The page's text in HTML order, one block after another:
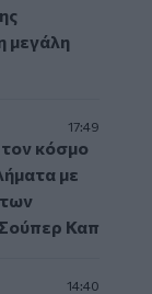
μεγάλη
17:49
κόσμο
με
Καπ
14:40